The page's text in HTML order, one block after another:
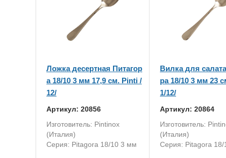
Ложка десертная Питагор
а 18/10 3 мм 17,9 см. Pinti /
12/
Артикул: 20856
Изготовитель: Pintinox
(Италия)
Серия: Pitаgora 18/10 3 мм
Вилка для
ра 18/10 3 мм 23
1/12/
Артикул: 20864
Изготовитель:
(Италия)
Серия: Pitаgora